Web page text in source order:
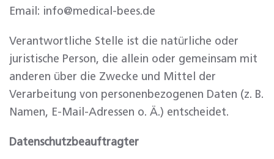
Email: info@medical-bees.de
Verantwortliche Stelle ist die natürliche oder
juristische Person, die allein oder gemeinsam mit
anderen über die Zwecke und Mittel der
Verarbeitung von personenbezogenen Daten (z. B.
Namen, E-Mail-Adressen o. Ä.) entscheidet.
Datenschutzbeauftragter